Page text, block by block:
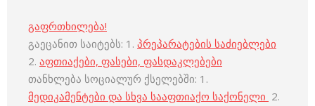
გაფრთხილება!
გაეცანით საიტებს: 1. პრეპარატების საძიებლები
2. აფთიაქები, ფასები, ფასდაკლებები
თანხლება სოციალურ ქსელებში: 1.
მედიკამენტები და სხვა სააფთიაქო საქონელი 2.